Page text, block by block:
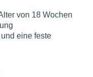
von 18 Wochen
eine feste